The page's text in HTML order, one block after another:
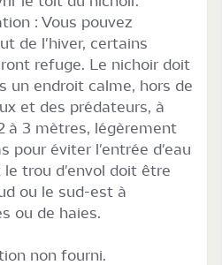
: Vous pouvez
de l'hiver, certains
refuge. Le nichoir doit
un endroit calme, hors de
et des prédateurs, à
à 3 mètres, légèrement
pour éviter l'entrée d'eau
le trou d'envol doit être
ou le sud-est à
ou de haies.
non fourni.